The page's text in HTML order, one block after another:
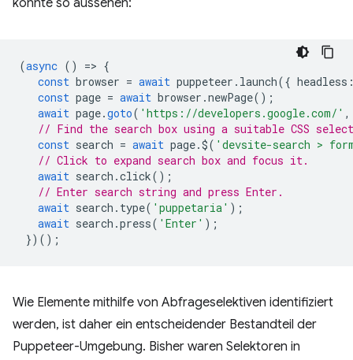
könnte so aussehen:
(async () => {
const browser = await puppeteer . launch({ headless
const page = await browser .newPage();
await page.goto( 'https://developers.google.com/' ,
// Find the search box using a suitable CSS
const search = await page.$( 'devsite-search >
// Click to expand search box and focus it.
await search .click();
// Enter search string and press Enter.
await search . type( 'puppetaria' );
await search .press( 'Enter' );
})();
Wie Elemente mithilfe von Abfrageselektiven identifiziert
werden, ist daher ein entscheidender Bestandteil der
Puppeteer-Umgebung. Bisher waren Selektoren in